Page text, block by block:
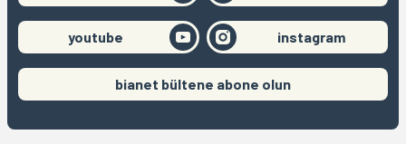
youtube instagram
bianet bültene abone olun